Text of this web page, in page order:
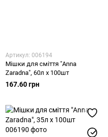
Артикул: 006194
Мішки для сміття "Anna
Zaradna", 60л х 100шт
167.60 грн